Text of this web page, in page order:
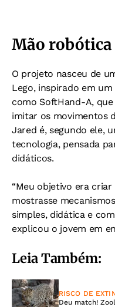
Mão
O projeto nasceu de
Lego, inspirado em
como SoftHand-A,
imitar os movimentos
Jared é, segundo ele,
tecnologia, pensada
didáticos.
“Meu objetivo era
mostrasse
simples, didática e
explicou o jovem em
Leia Também:
RISCO DE
Deu match!